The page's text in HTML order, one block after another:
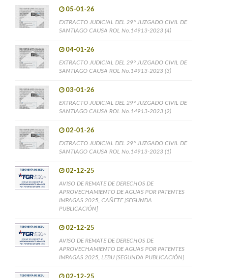
05-01-26
EXTRACTO JUDICIAL DEL 29° JUZGADO CIVIL DE
SANTIAGO CAUSA ROL No.14913-2023 (4)
04-01-26
EXTRACTO JUDICIAL DEL 29° JUZGADO CIVIL DE
SANTIAGO CAUSA ROL No.14913-2023 (3)
03-01-26
EXTRACTO JUDICIAL DEL 29° JUZGADO CIVIL DE
SANTIAGO CAUSA ROL No.14913-2023 (2)
02-01-26
EXTRACTO JUDICIAL DEL 29° JUZGADO CIVIL DE
SANTIAGO CAUSA ROL No.14913-2023 (1)
02-12-25
AVISO DE REMATE DE DERECHOS DE
APROVECHAMIENTO DE AGUAS POR PATENTES
IMPAGAS 2025, CAÑETE [SEGUNDA
PUBLICACIÓN]
02-12-25
AVISO DE REMATE DE DERECHOS DE
APROVECHAMIENTO DE AGUAS POR PATENTES
IMPAGAS 2025, LEBU [SEGUNDA PUBLICACIÓN]